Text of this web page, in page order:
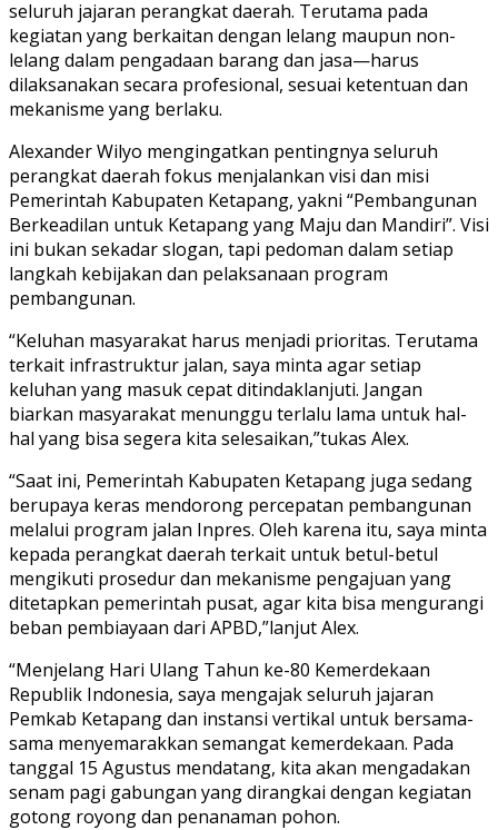
seluruh jajaran perangkat daerah. Terutama pada
kegiatan yang berkaitan dengan lelang maupun non-
lelang dalam pengadaan barang dan jasa—harus
dilaksanakan secara profesional, sesuai ketentuan dan
mekanisme yang berlaku.
Alexander Wilyo mengingatkan pentingnya seluruh
perangkat daerah fokus menjalankan visi dan misi
Pemerintah Kabupaten Ketapang, yakni “Pembangunan
Berkeadilan untuk Ketapang yang Maju dan Mandiri”. Visi
ini bukan sekadar slogan, tapi pedoman dalam setiap
langkah kebijakan dan pelaksanaan program
pembangunan.
“Keluhan masyarakat harus menjadi prioritas. Terutama
terkait infrastruktur jalan, saya minta agar setiap
keluhan yang masuk cepat ditindaklanjuti. Jangan
biarkan masyarakat menunggu terlalu lama untuk hal-
hal yang bisa segera kita selesaikan,”tukas Alex.
“Saat ini, Pemerintah Kabupaten Ketapang juga sedang
berupaya keras mendorong percepatan pembangunan
melalui program jalan Inpres. Oleh karena itu, saya minta
kepada perangkat daerah terkait untuk betul-betul
mengikuti prosedur dan mekanisme pengajuan yang
ditetapkan pemerintah pusat, agar kita bisa mengurangi
beban pembiayaan dari APBD,”lanjut Alex.
“Menjelang Hari Ulang Tahun ke-80 Kemerdekaan
Republik Indonesia, saya mengajak seluruh jajaran
Pemkab Ketapang dan instansi vertikal untuk bersama-
sama menyemarakkan semangat kemerdekaan. Pada
tanggal 15 Agustus mendatang, kita akan mengadakan
senam pagi gabungan yang dirangkai dengan kegiatan
gotong royong dan penanaman pohon.